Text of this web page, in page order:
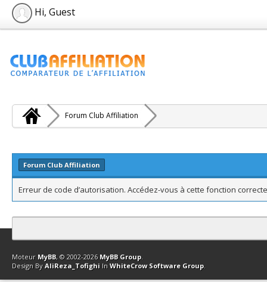
Hi, Guest
Forum Club Affiliation
Forum Club Affiliation
Erreur de code d’autorisation. Accédez-vous à cette fonction
Contact Club Affiliation Retourner en haut Version bas-débit
Moteur MyBB, © 2002-2026 MyBB Group.
Design By AliReza_Tofighi In WhiteCrow Software Group.